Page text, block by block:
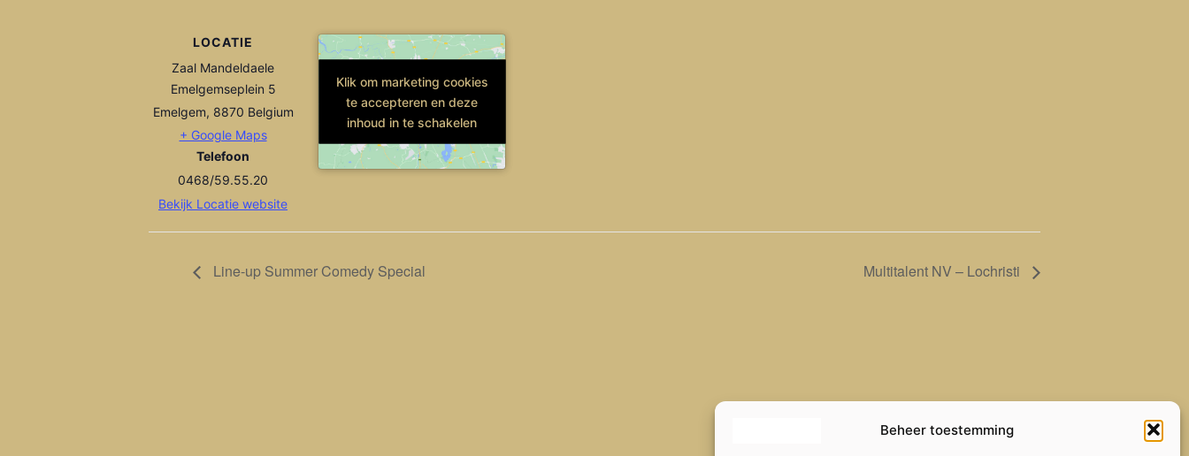
Beheer toestemming
LOCATIE
Zaal Mandeldaele
Emelgemseplein 5
Emelgem, 8870 Belgium
+ Google Maps
Telefoon
0468/59.55.20
Bekijk Locatie website
Klik om marketing cookies
te accepteren en deze
inhoud in te schakelen
Klik om marketing cookies
te accepteren en deze
inhoud in te schakelen
Line-up Summer Comedy Special Multitalent NV – Lochristi